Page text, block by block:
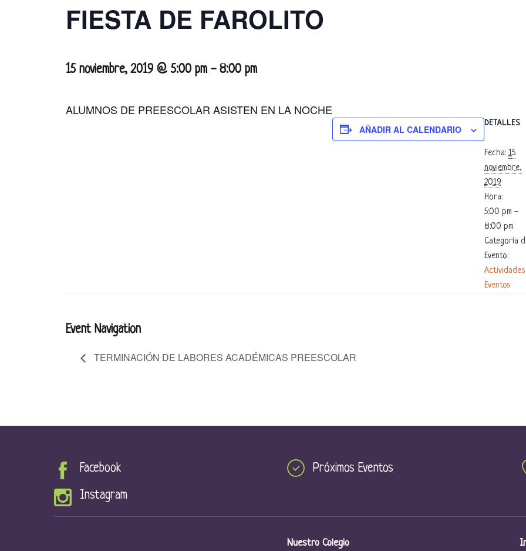
FIESTA DE FAROLITO
15 noviembre, 2019 @ 5:00 pm - 8:00 pm
ALUMNOS DE PREESCOLAR ASISTEN EN LA NOCHE
AÑADIR AL CALENDARIO
DETALLES
Fecha: 15
noviembre,
2019
Hora:
5:00 pm -
8:00 pm
Categoría
Evento:
Eventos
Event Navigation
TERMINACIÓN DE LABORES ACADÉMICAS PREESCOLAR
Facebook
Instagram
Próximos Eventos
Nuestro Colegio